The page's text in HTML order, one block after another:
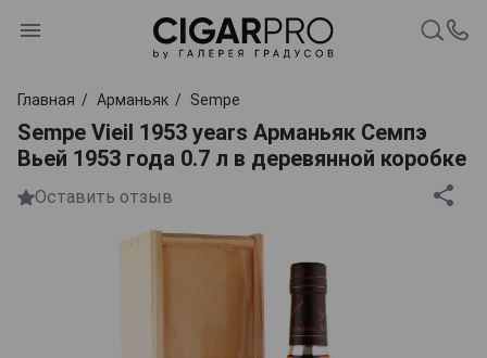
Главная Арманьяк Sempe
Sempe Vieil 1953 years Арманьяк Семпэ
Вьей 1953 года 0.7 л в деревянной коробке
Оставить отзыв